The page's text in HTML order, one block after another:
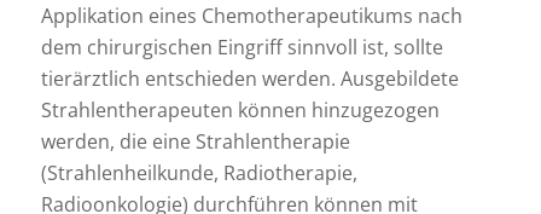
Applikation eines Chemotherapeutikums nach
dem chirurgischen Eingriff sinnvoll ist, sollte
tierärztlich entschieden werden. Ausgebildete
Strahlentherapeuten können hinzugezogen
werden, die eine Strahlentherapie
(Strahlenheilkunde, Radiotherapie,
Radioonkologie) durchführen können mit